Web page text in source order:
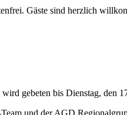
Gäste sind herzlich
gebeten bis Dienstag, den
und der AGD